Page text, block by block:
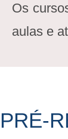
Os
aulas e
PRÉ-